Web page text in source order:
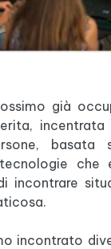
già
basata
che
incontrare
incontrato